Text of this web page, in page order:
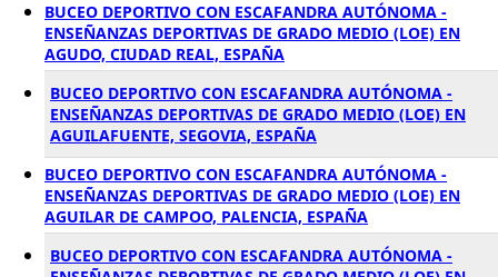
BUCEO DEPORTIVO CON ESCAFANDRA AUTÓNOMA -
ENSEÑANZAS DEPORTIVAS DE GRADO MEDIO (LOE) EN
AGUDO, CIUDAD REAL, ESPAÑA
BUCEO DEPORTIVO CON ESCAFANDRA AUTÓNOMA -
ENSEÑANZAS DEPORTIVAS DE GRADO MEDIO (LOE) EN
AGUILAFUENTE, SEGOVIA, ESPAÑA
BUCEO DEPORTIVO CON ESCAFANDRA AUTÓNOMA -
ENSEÑANZAS DEPORTIVAS DE GRADO MEDIO (LOE) EN
AGUILAR DE CAMPOO, PALENCIA, ESPAÑA
BUCEO DEPORTIVO CON ESCAFANDRA AUTÓNOMA -